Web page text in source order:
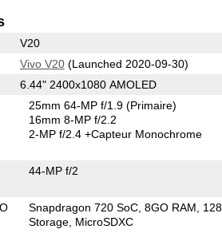
V20
Vivo V20(Launched 2020-09-30)
6.44" 2400x1080 AMOLED
25mm 64-MP f/1.9(Primaire)
16mm 8-MP f/2.2
2-MP f/2.4+Capteur Monochrome
44-MP f/2
Snapdragon 720 SoC 8GO RAM
Storage MicroSDXC